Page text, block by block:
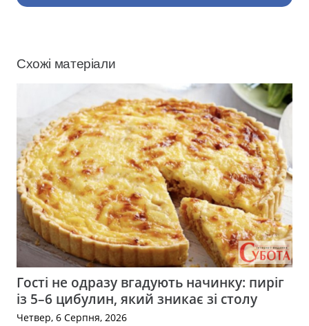
Схожі матеріали
Гості не одразу вгадують начинку: пиріг
із 5–6 цибулин, який зникає зі столу
Четвер, 6 Серпня, 2026